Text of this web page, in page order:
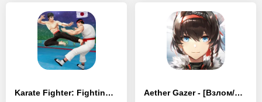
Karate Fighter: Fighting Games - [Взлом/МОД Бесконечные деньги] Aether Gazer - [Взлом/МОД Бесконечные деньги]